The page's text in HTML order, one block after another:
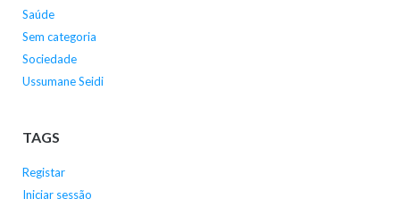
Saúde
Sem categoria
Sociedade
Ussumane Seidi
TAGS
Registar
Iniciar sessão